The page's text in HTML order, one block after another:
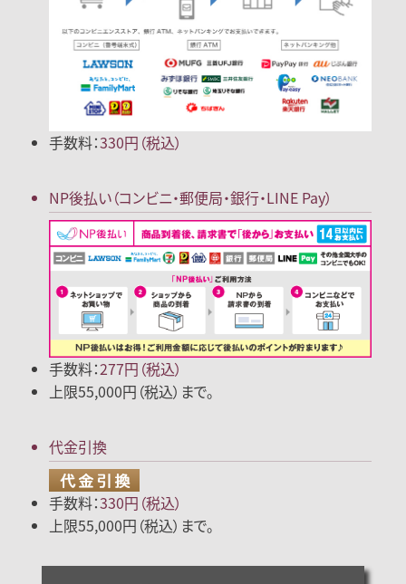
手数料：330円（税込）
NP後払い（コンビニ・郵便局・銀行・LINE Pay）
手数料：277円（税込）
上限55,000円（税込）まで。
代金引換
手数料：330円（税込）
上限55,000円（税込）まで。